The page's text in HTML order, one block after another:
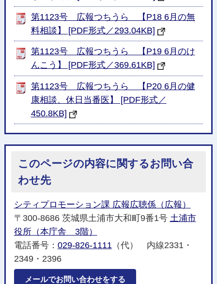
第1123号 広報つちうら 【P18 6月の無
料相談】 [PDF形式／293.04KB]
第1123号 広報つちうら 【P19 6月のけ
んこう】 [PDF形式／369.61KB]
第1123号 広報つちうら 【P20 6月の健
康相談、休日当番医】 [PDF形式／
450.8KB]
このページの内容に関するお問い合
わせ先
シティプロモーション課 広報広聴係（広報）
〒300-8686 茨城県土浦市大和町9番1号 土浦市
役所（本庁舎 3階）
電話番号： 029-826-1111（代） 内線2331・
2349・2396
メールでお問い合わせをする